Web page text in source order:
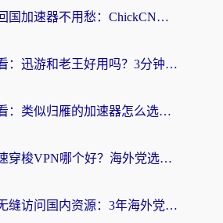
海外党选回国加速器不用愁：ChickCN和洞见哪个好？一篇搞定所有疑问
海外党必看：迅游和老王好用吗？3分钟选对加速国内网络的加速器
海外党必看：类似归雁的加速器怎么选？一篇搞定无缝访问国内资源
斧牛和极速穿梭VPN哪个好？海外党选回国加速器必看的真实对比与避坑指南
北美回国无缝访问国内资源：3年海外党亲测的加速器选择指南